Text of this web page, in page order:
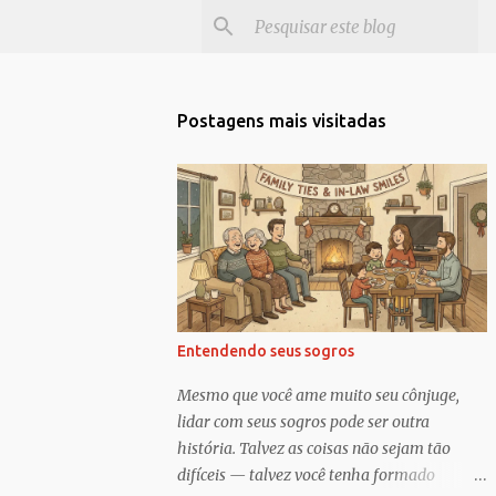
Postagens mais visitadas
Entendendo seus sogros
Mesmo que você ame muito seu cônjuge,
lidar com seus sogros pode ser outra
história. Talvez as coisas não sejam tão
difíceis — talvez você tenha formado